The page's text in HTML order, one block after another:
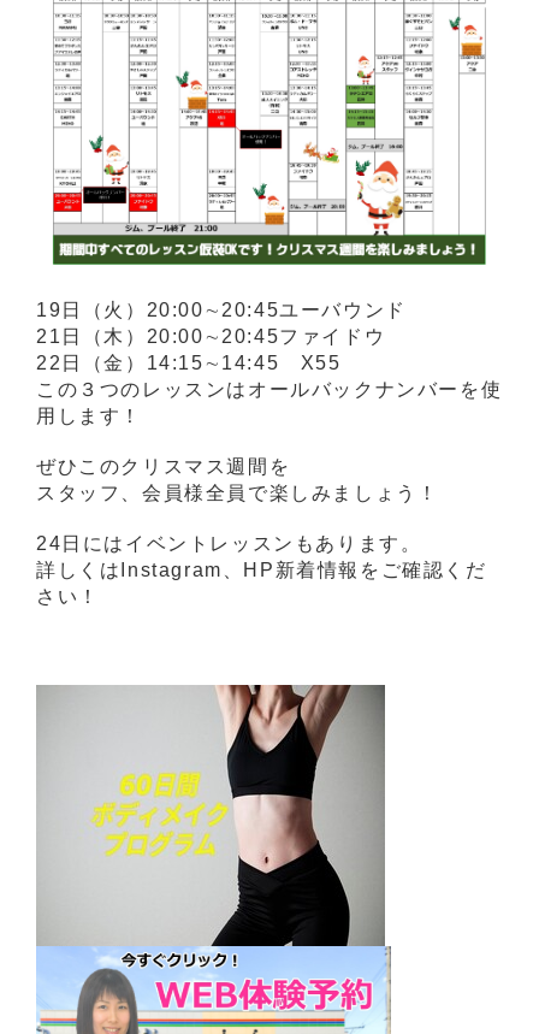
19日（火）20:00∼20:45ユーバウンド
21日（木）20:00∼20:45ファイドウ
22日（金）14:15∼14:45 X55
この３つのレッスンはオールバックナンバーを使
用します！
ぜひこのクリスマス週間を
スタッフ、会員様全員で楽しみましょう！
24日にはイベントレッスンもあります。
詳しくはInstagram、HP新着情報をご確認くだ
さい！